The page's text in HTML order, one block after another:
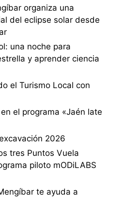
organiza una
del eclipse solar desde
una noche para
y aprender ciencia
el Turismo Local con
el programa «Jaén late
2026
tres Puntos Vuela
piloto mODiLABS
te ayuda a